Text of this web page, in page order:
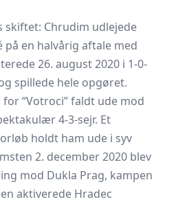
skiftet: Chrudim udlejede
på en halvårig aftale med
26. august 2020 i 1-0-
spillede hele opgøret.
“Votroci” faldt ude mod
4-3-sejr. Et
holdt ham ude i syv
2. december 2020 blev
mod Dukla Prag, kampen
aktiverede Hradec